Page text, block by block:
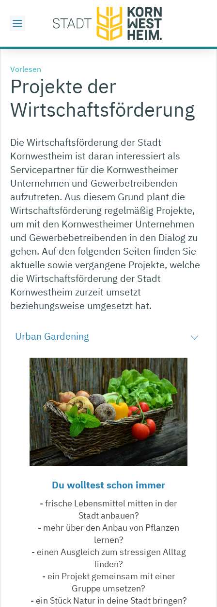
Vorlesen
Projekte der
Wirtschaftsförderung
Die Wirtschaftsförderung der Stadt
Kornwestheim ist daran interessiert als
Servicepartner für die Kornwestheimer
Unternehmen und Gewerbetreibenden
aufzutreten. Aus diesem Grund plant die
Wirtschaftsförderung regelmäßig Projekte,
um mit den Kornwestheimer Unternehmen
und Gewerbebetreibenden in den Dialog zu
gehen. Auf den folgenden Seiten finden Sie
aktuelle sowie vergangene Projekte, welche
die Wirtschaftsförderung der Stadt
Kornwestheim zurzeit umsetzt
beziehungsweise umgesetzt hat.
Urban Gardening
Du wolltest schon immer
- frische Lebensmittel mitten in der
Stadt anbauen?
- mehr über den Anbau von Pflanzen
lernen?
- einen Ausgleich zum stressigen Alltag
finden?
- ein Projekt gemeinsam mit einer
Gruppe umsetzen?
- ein Stück Natur in deine Stadt bringen?